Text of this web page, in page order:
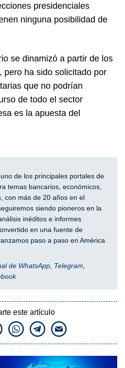
presidenciales
ninguna posibilidad de
se dinamizó a partir de los
pero ha sido solicitado por
que no podrían
de todo el sector
es la apuesta del
de los principales portales de
temas bancarios, económicos,
con más de 20 años en el
siendo pioneros en la
inéditos e informes
en una fuente de
paso a paso en América
de WhatsApp Telegram
este artículo